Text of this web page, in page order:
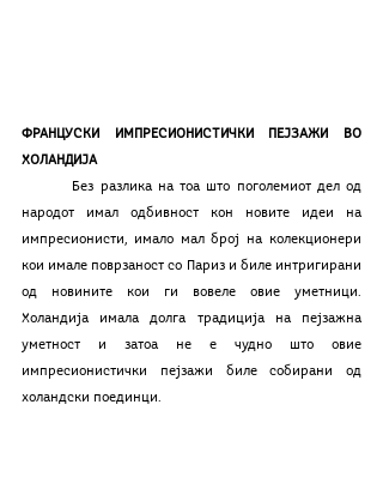
ФРАНЦУСКИ ИМПРЕСИОНИСТИЧКИ ПЕЈЗАЖИ ВО
ХОЛАНДИЈА
народот имал одбивност кон новите идеи на
импресионисти, имало мал број на колекционери
кои имале поврзаност со Париз и биле интригирани
од новините кои ги вовеле овие уметници.
Холандија имала долга традиција на пејзажна
уметност и затоа не е чудно што овие
импресионистички пејзажи биле собирани од
холандски поединци.